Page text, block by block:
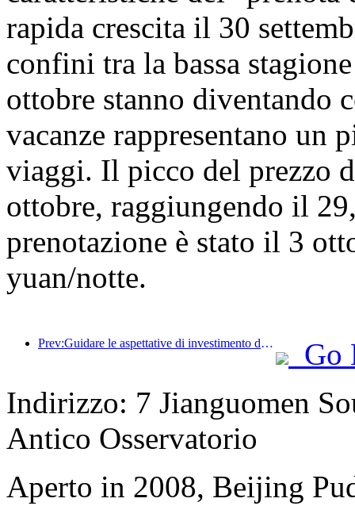
rapida crescita il 30
confini tra la bassa
ottobre stanno diventando
vacanze rappresentano un
viaggi. Il picco del prezzo
ottobre, raggiungendo il
prenotazione è stato il 3
yuan/notte.
Prev:Guidare le aspettative di investimento degli hotel esistenti! Il Wanxin Zhige Hotel ha vinto l'elogio del settore come 'Marchio di gestione eccellente di hotel esistenti'
Go
Indirizzo: 7 Jianguomen
Antico Osservatorio
Aperto in 2008, Beijing